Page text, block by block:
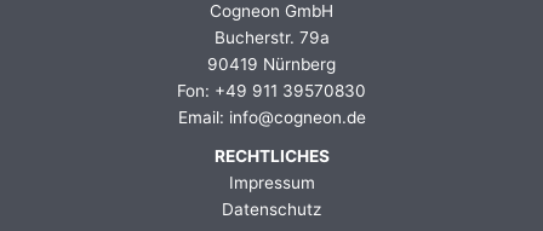
Cogneon GmbH
Bucherstr. 79a
90419 Nürnberg
Fon: +49 911 39570830
Email: info@cogneon.de
RECHTLICHES
Impressum
Datenschutz